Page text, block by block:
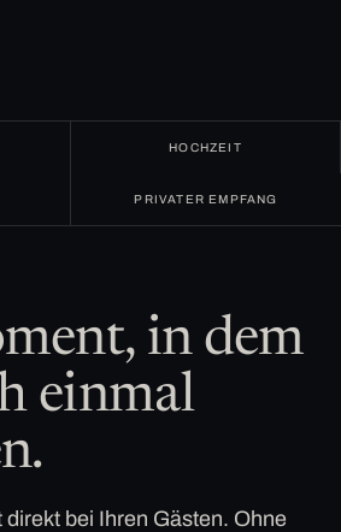
HOCHZEIT
PRIVATER EMPFANG
in dem
einmal
bei Ihren Gästen. Ohne